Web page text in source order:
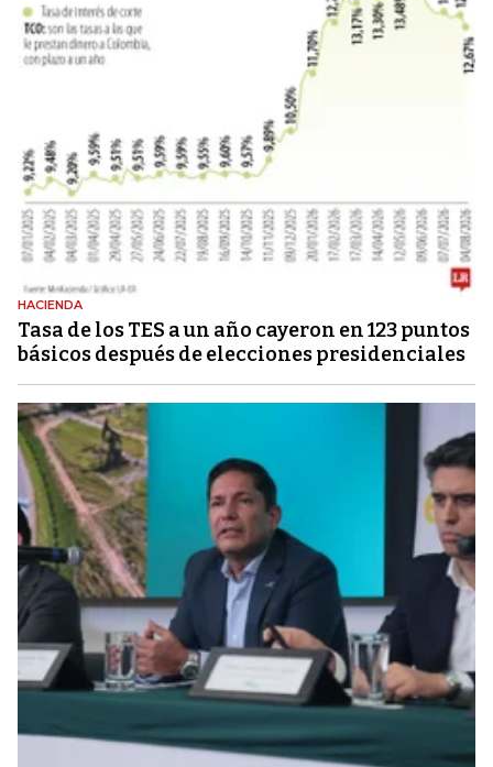
HACIENDA
Tasa de los TES a un año cayeron en 123 puntos
básicos después de elecciones presidenciales